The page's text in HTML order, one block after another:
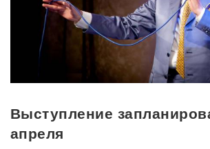
Выступление
апреля